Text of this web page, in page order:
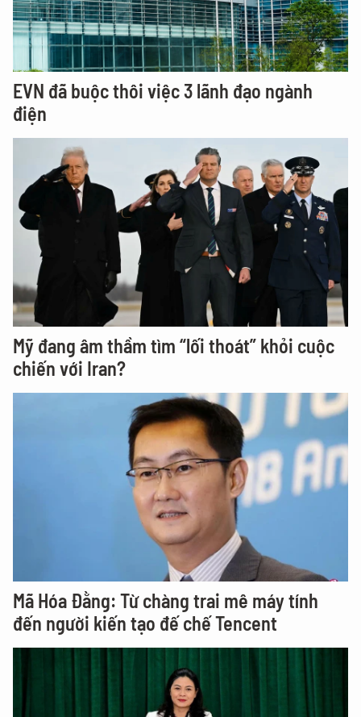
EVN đã buộc thôi việc 3 lãnh đạo ngành
điện
Mỹ đang âm thầm tìm “lối thoát” khỏi cuộc
chiến với Iran?
Mã Hóa Đằng: Từ chàng trai mê máy tính
đến người kiến tạo đế chế Tencent